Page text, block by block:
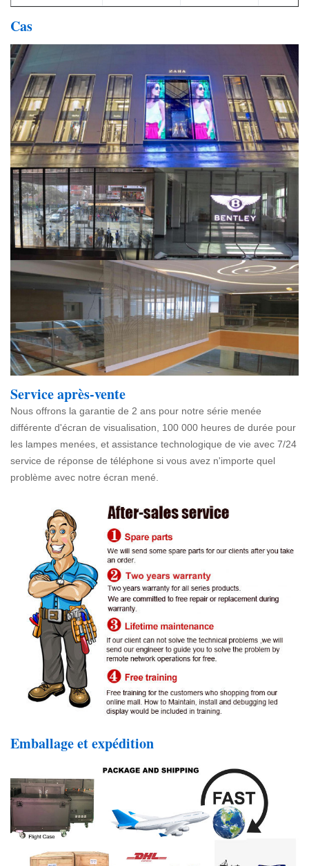
Cas
Service après-vente
Nous offrons la garantie de 2 ans pour notre série menée
différente d'écran de visualisation, 100 000 heures de durée pour
les lampes menées, et assistance technologique de vie avec 7/24
service de réponse de téléphone si vous avez n'importe quel
problème avec notre écran mené.
Emballage et expédition